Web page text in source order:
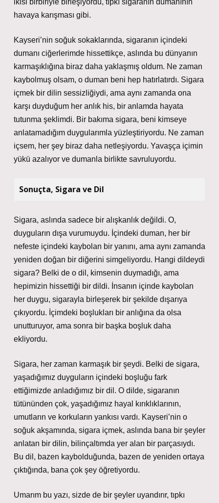
ikisi birbiriyle birleşiyordu, tıpkı sigaranın dumanının
havaya karışması gibi.
Kayseri’nin soğuk sokaklarında, sigaranın içindeki
dumanı ciğerlerimde hissettikçe, aslında bu dünyanın
karmaşıklığına biraz daha yaklaşmış oldum. Ne zaman
kaybolmuş olsam, o duman beni hep hatırlatırdı. Sigara
içmek bir dilin sessizliğiydi, ama aynı zamanda ona
karşı duyduğum her anlık his, bir anlamda hayata
tutunma şeklimdi. Bir bakıma sigara, beni kimseye
anlatamadığım duygularımla yüzleştiriyordu. Ne zaman
içsem, her şey biraz daha netleşiyordu. Yavaşça içimin
yükü azalıyor ve dumanla birlikte savruluyordu.
Sonuçta, Sigara ve Dil
Sigara, aslında sadece bir alışkanlık değildi. O,
duyguların dışa vurumuydu. İçindeki duman, her bir
nefeste içindeki kaybolan bir yanını, ama aynı zamanda
yeniden doğan bir diğerini simgeliyordu. Hangi dildeydi
sigara? Belki de o dil, kimsenin duymadığı, ama
hepimizin hissettiği bir dildi. İnsanın içinde kaybolan
her duygu, sigarayla birleşerek bir şekilde dışarıya
çıkıyordu. İçimdeki boşlukları bir anlığına da olsa
unutturuyor, ama sonra bir başka boşluk daha
ekliyordu.
Sigara, her zaman karmaşık bir şeydi. Belki de sigara,
yaşadığımız duyguların içindeki boşluğu fark
ettiğimizde anladığımız bir dil. O dilde, sigaranın
tütününden çok, yaşadığımız hayal kırıklıklarının,
umutların ve korkuların yankısı vardı. Kayseri’nin o
soğuk akşamında, sigara içmek, aslında bana bir şeyler
anlatan bir dilin, bilinçaltımda yer alan bir parçasıydı.
Bu dil, bazen kaybolduğunda, bazen de yeniden ortaya
çıktığında, bana çok şey öğretiyordu.
Umarım bu yazı, sizde de bir şeyler uyandırır, tıpkı